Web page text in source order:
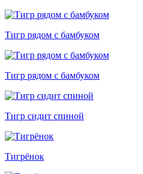
Тигр рядом с бамбуком
Тигр рядом с бамбуком
Тигр сидит спиной
Тигрёнок